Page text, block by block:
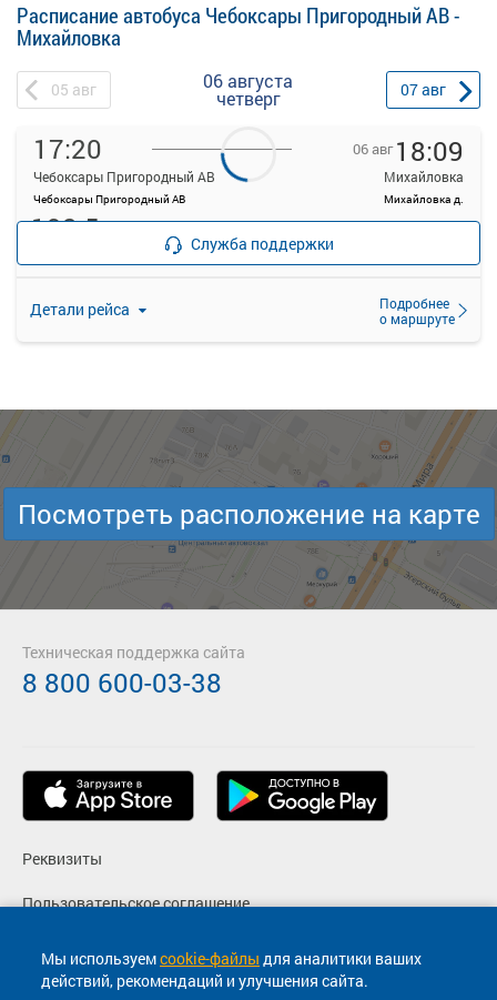
Расписание автобуса Чебоксары Пригородный АВ -
Михайловка
05 авг 06 августа
четверг 07авг
17:20
Чебоксары Пригородный АВ
Чебоксары Пригородный АВ
06 авг 18:09
Михайловка
Михайловка д.
Детали рейса
Подробнее
о маршруте
192.5
Свободных мест больше 3-х
Продажа билетов
прекращена
Служба поддержки
Мы используемcookie-файлы для аналитики ваших
действий, рекомендаций и улучшения сайта.
Посмотреть расположение на карте
Реквизиты
Пользовательское соглашение
Политика конфиденциальности
Согласие на маркетинговые сообщения
Техническая поддержка сайта
8 800 600-03-38